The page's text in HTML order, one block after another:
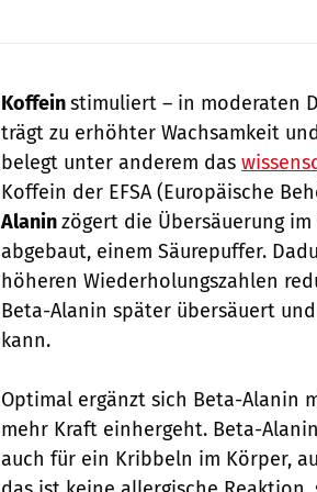
Koffeinstimuliert – in moderaten
trägt zu erhöhter Wachsamkeit
belegt unter anderem das
Koffein der EFSA (Europäische
Alaninzögert die Übersäuerung
abgebaut, einem Säurepuffer.
höheren Wiederholungszahlen
Beta-Alanin später übersäuert
kann.
Optimal ergänzt sich Beta-Alanin
mehr Kraft einhergeht. Beta-
auch für ein Kribbeln im Körper,